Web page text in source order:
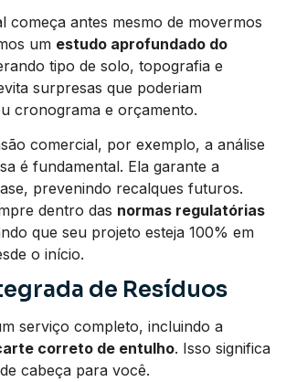
começa antes mesmo de movermos
um estudo aprofundado do
tipo de solo, topografia e
surpresas que poderiam
cronograma e orçamento.
comercial, por exemplo, a análise
é fundamental. Ela garante a
prevenindo recalques futuros.
dentro das normas regulatórias
que seu projeto esteja 100% em
o início.
de Resíduos
serviço completo, incluindo a
correto de entulho. Isso significa
cabeça para você.